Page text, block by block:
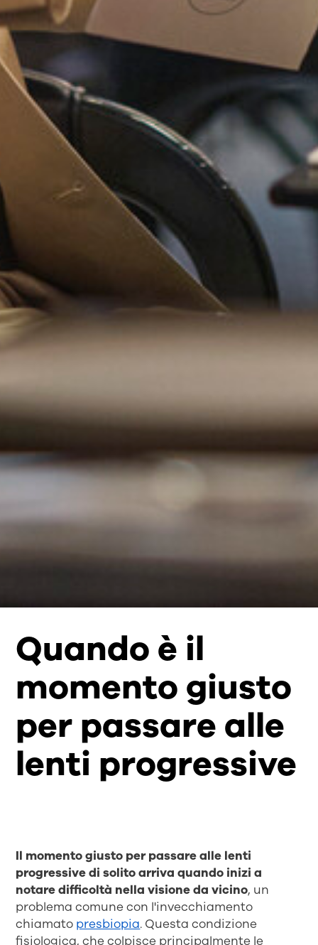
Quando è il
momento giusto
per passare alle
lenti progressive
Il momento giusto per passare alle lenti
progressive di solito arriva quando inizi a
notare difficoltà nella visione da vicino, un
problema comune con l'invecchiamento
chiamato presbiopia. Questa condizione
fisiologica, che colpisce principalmente le